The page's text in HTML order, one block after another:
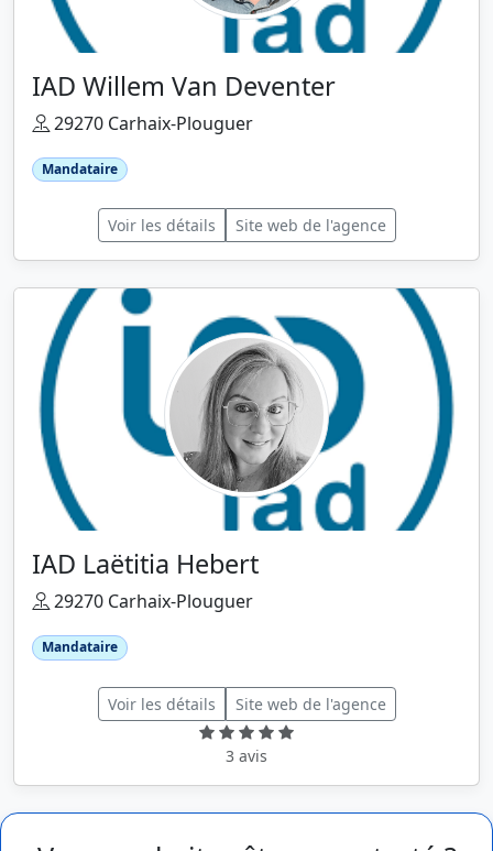
IAD Willem Van Deventer
29270 Carhaix-Plouguer
Mandataire
Voir les détails Site web de l'agence
IAD Laëtitia Hebert
29270 Carhaix-Plouguer
Mandataire
Voir les détails Site web de l'agence
3 avis